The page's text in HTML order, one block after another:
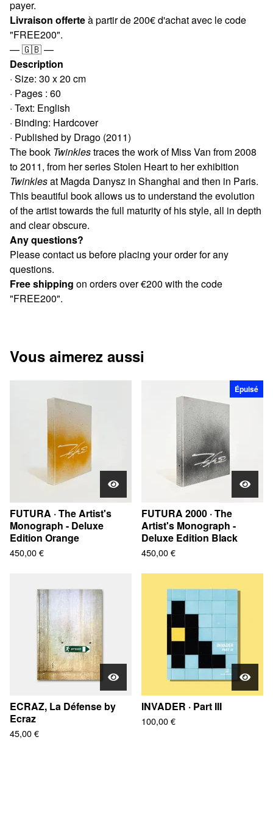
payer.
Livraison offerteà partir de 200€ d'achat avec le code
"FREE200".
— 🇬🇧 —
Description
· Size: 30 x 20 cm
· Pages : 60
· Text: English
· Binding: Hardcover
· Published by Drago (2011)
The book Twinklestraces the work of Miss Van from 2008
to 2011, from her series Stolen Heart to her exhibition
Twinklesat Magda Danysz in Shanghai and then in Paris.
This beautiful book allows us to understand the evolution
of the artist towards the full maturity of his style, all in depth
and clear obscure.
Any questions?
Please contact us before placing your order for any
questions.
Free shipping on orders over €200 with the code
"FREE200".
Vous aimerez aussi
FUTURA · The Artist's
Monograph - Deluxe
Edition Orange
450,00€
Épuisé
FUTURA 2000 · The
Artist's Monograph -
Deluxe Edition Black
450,00€
ECRAZ, La Défense by
Ecraz
45,00€
INVADER · Part III
100,00€